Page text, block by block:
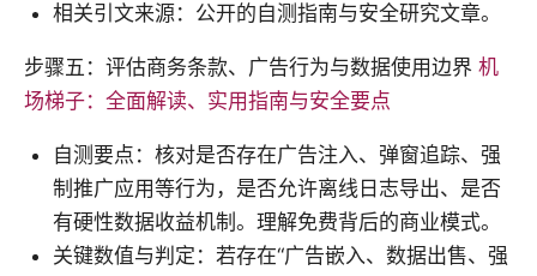
相关引文来源：公开的自测指南与安全研究文章。
步骤五：评估商务条款、广告行为与数据使用边界 机
场梯子：全面解读、实用指南与安全要点
自测要点：核对是否存在广告注入、弹窗追踪、强
制推广应用等行为，是否允许离线日志导出、是否
有硬性数据收益机制。理解免费背后的商业模式。
关键数值与判定：若存在“广告嵌入、数据出售、强